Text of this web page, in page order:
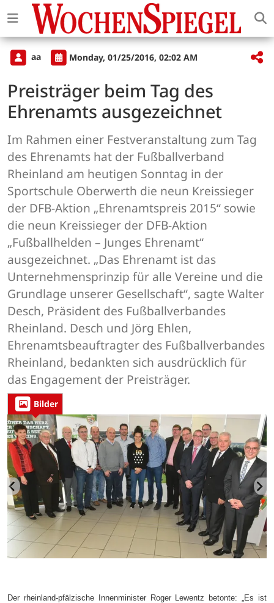
aa Monday, 01/25/2016, 02:02 AM
Preisträger beim Tag des
Ehrenamts ausgezeichnet
Im Rahmen einer Festveranstaltung zum Tag
des Ehrenamts hat der Fußballverband
Rheinland am heutigen Sonntag in der
Sportschule Oberwerth die neun Kreissieger
der DFB-Aktion „Ehrenamtspreis 2015“ sowie
die neun Kreissieger der DFB-Aktion
„Fußballhelden – Junges Ehrenamt“
ausgezeichnet. „Das Ehrenamt ist das
Unternehmensprinzip für alle Vereine und die
Grundlage unserer Gesellschaft“, sagte Walter
Desch, Präsident des Fußballverbandes
Rheinland. Desch und Jörg Ehlen,
Ehrenamtsbeauftragter des Fußballverbandes
Rheinland, bedankten sich ausdrücklich für
das Engagement der Preisträger.
Bilder
Der rheinland-pfälzische Innenminister Roger Lewentz betonte: „Es ist